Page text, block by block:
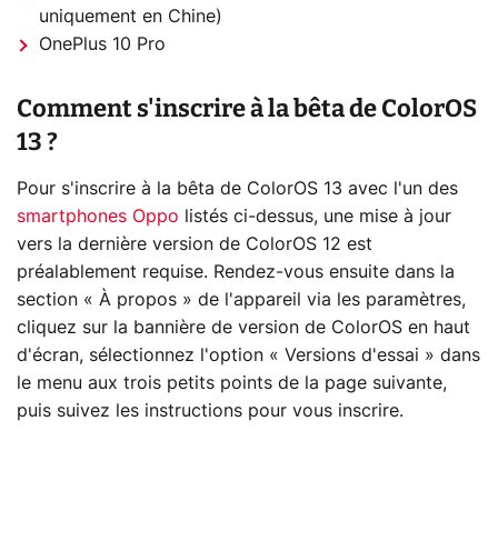
uniquement en Chine)
OnePlus 10 Pro
Comment s'inscrire à la bêta de ColorOS
13 ?
Pour s'inscrire à la bêta de ColorOS 13 avec l'un des
smartphones Oppo listés ci-dessus, une mise à jour
vers la dernière version de ColorOS 12 est
préalablement requise. Rendez-vous ensuite dans la
section « À propos » de l'appareil via les paramètres,
cliquez sur la bannière de version de ColorOS en haut
d'écran, sélectionnez l'option « Versions d'essai » dans
le menu aux trois petits points de la page suivante,
puis suivez les instructions pour vous inscrire.